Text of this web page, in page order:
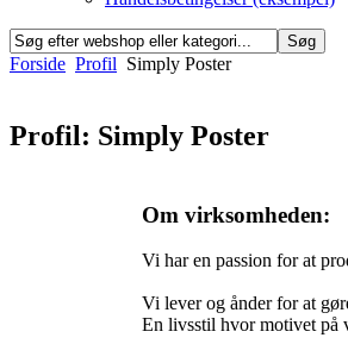
Forside Profil Simply Poster
Profil: Simply Poster
Om virksomheden:
Vi har en passion for at
Vi lever og ånder for at
En livsstil hvor motivet på